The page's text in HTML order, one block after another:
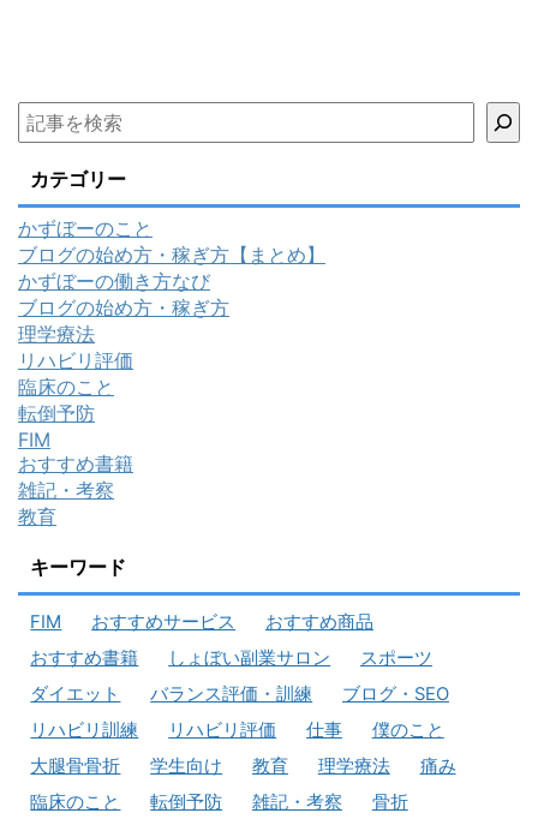
カテゴリー
かずぼーのこと
ブログの始め方・稼ぎ方【まとめ】
かずぼーの働き方なび
ブログの始め方・稼ぎ方
理学療法
リハビリ評価
臨床のこと
転倒予防
FIM
おすすめ書籍
雑記・考察
教育
キーワード
FIM おすすめサービス
おすすめ商品
おすすめ書籍
しょぼい副業サロン
スポーツ
ダイエット
バランス評価・訓練
ブログ・SEO
リハビリ訓練
リハビリ評価 仕事
僕のこと
大腿骨骨折
学生向け 教育 理学療法
痛み
臨床のこと
転倒予防 雑記・考察
骨折